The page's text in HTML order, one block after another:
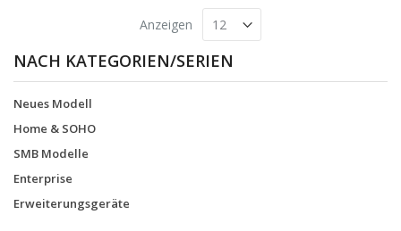
Anzeigen
NACH KATEGORIEN/SERIEN
Neues Modell
Home & SOHO
SMB Modelle
Enterprise
Erweiterungsgeräte